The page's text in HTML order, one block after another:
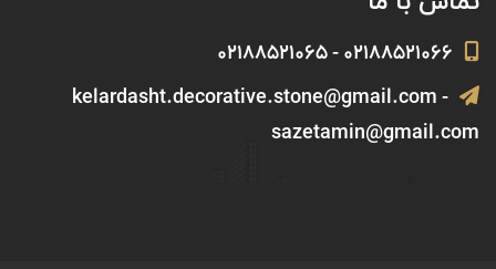
۰۲۱۸۸۵۲۱۰۶۶ - ۰۲۱۸۸۵۲۱۰۶۵
kelardasht.decorative.stone@gmail.com -
sazetamin@gmail.com